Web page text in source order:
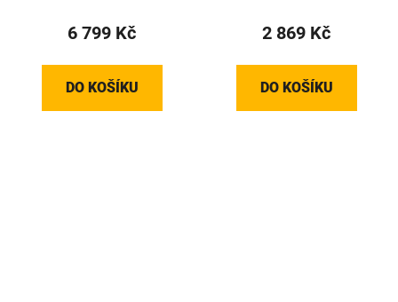
6 799 Kč
DO KOŠÍKU
2 869 Kč
DO KOŠÍKU